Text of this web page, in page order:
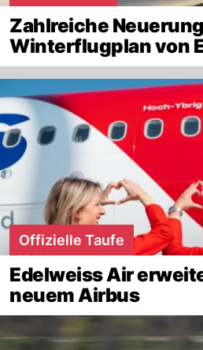
Zahlreiche
Winterflugplan von
Offizielle Taufe
Edelweiss Air
neuem Airbus